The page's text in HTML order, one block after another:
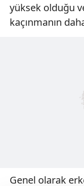
yüksek olduğu
kaçınmanın
Genel olarak